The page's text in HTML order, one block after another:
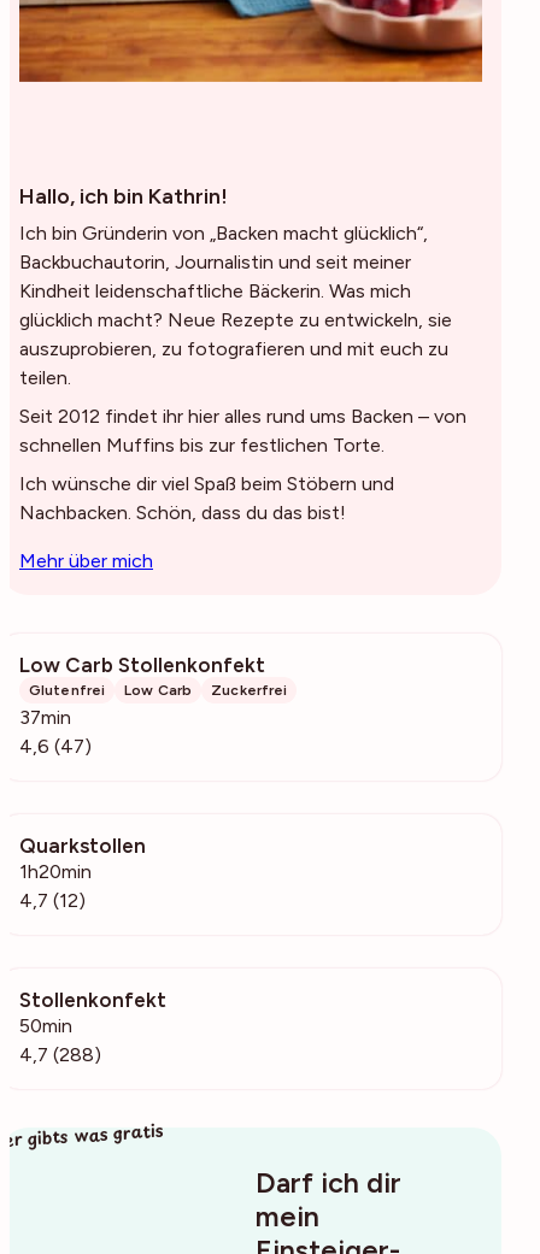
Hallo, ich bin Kathrin!
Ich bin Gründerin von „Backen macht glücklich“,
Backbuchautorin, Journalistin und seit meiner
Kindheit leidenschaftliche Bäckerin. Was mich
glücklich macht? Neue Rezepte zu entwickeln, sie
auszuprobieren, zu fotografieren und mit euch zu
teilen.
Seit 2012 findet ihr hier alles rund ums Backen – von
schnellen Muffins bis zur festlichen Torte.
Ich wünsche dir viel Spaß beim Stöbern und
Nachbacken. Schön, dass du das bist!
Mehr über mich
Low Carb Stollenkonfekt
Glutenfrei Low Carb Zuckerfrei
37min
4,6 (47)
Quarkstollen
1h20min
4,7 (12)
Stollenkonfekt
50min
4,7 (288)
Darf ich dir
mein
gibts was gratis